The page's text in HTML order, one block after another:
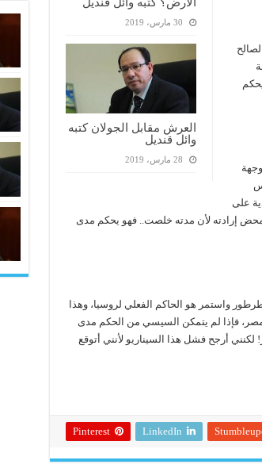
30 مارس، 2019
العرش مقابل الجولان كتبه
وائل قنديل
28 مارس، 2019
من يحكم
على
بمحض إرادته لأن مدته خلصت.. فهو يحكم مدى
واستمر هو الحاكم الفعلي لروسيا، وهذا
مصر، فإذا لم يتمكن السيسي من الحكم مدى
أرجح فشل هذا السيناريو لأنني أتوقع
LinkedIn
Pinterest